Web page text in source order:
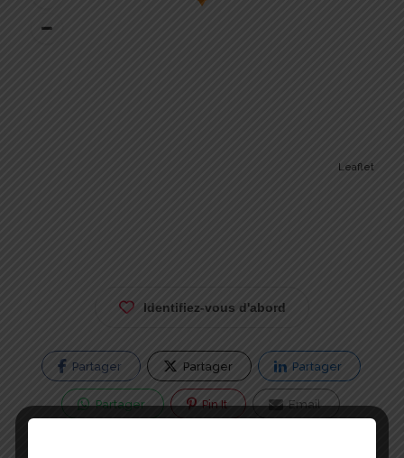
Leaflet
Identifiez-vous d'abord
Partager Partager Partager
Partager Pin It Email